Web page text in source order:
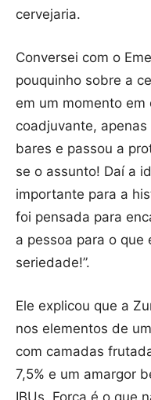
cervejaria.
Conversei com o
pouquinho sobre a
em um momento
coadjuvante,
bares e passou a
se o assunto! Daí a
importante para a
foi pensada para
a pessoa para o que
seriedade!”.
Ele explicou que a
nos elementos de
com camadas
7,5% e um amargor
IBUs. Força é o que